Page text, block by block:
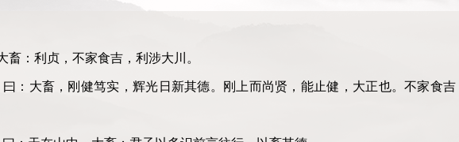
畜：利贞，不家食吉，利涉大川。
曰：大畜，刚健笃实，辉光日新其德。刚上而尚贤，能止健，大正也。不家食